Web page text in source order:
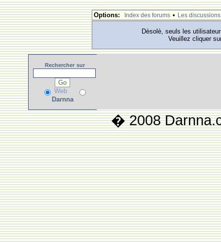
Options: Index des forums • Les discussions
Dèsolè, seuls les
Veuillez cliquer
Rechercher sur
Web
Darnna
� 2008